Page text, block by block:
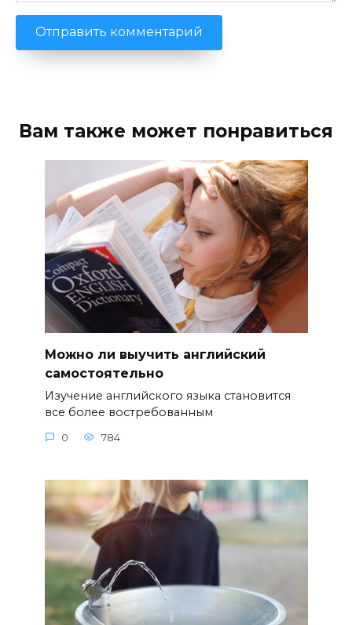
Вам также может понравиться
Можно ли выучить английский
самостоятельно
Изучение английского языка становится
все более востребованным
0 784